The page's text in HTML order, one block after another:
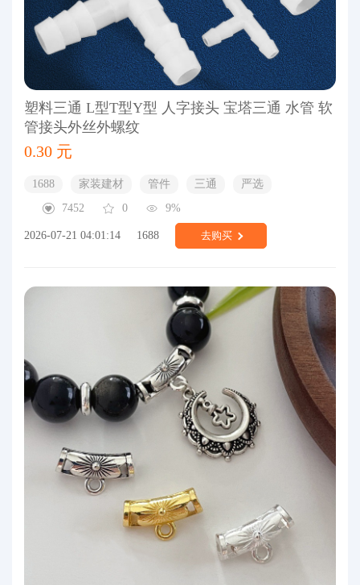
塑料三通 L型T型Y型 人字接头 宝塔三通 水管 软
管接头外丝外螺纹
0.30 元
1688 家装建材 管件 三通
严选
7452
0 9%
2026-07-21 04:01:14 1688 去购买